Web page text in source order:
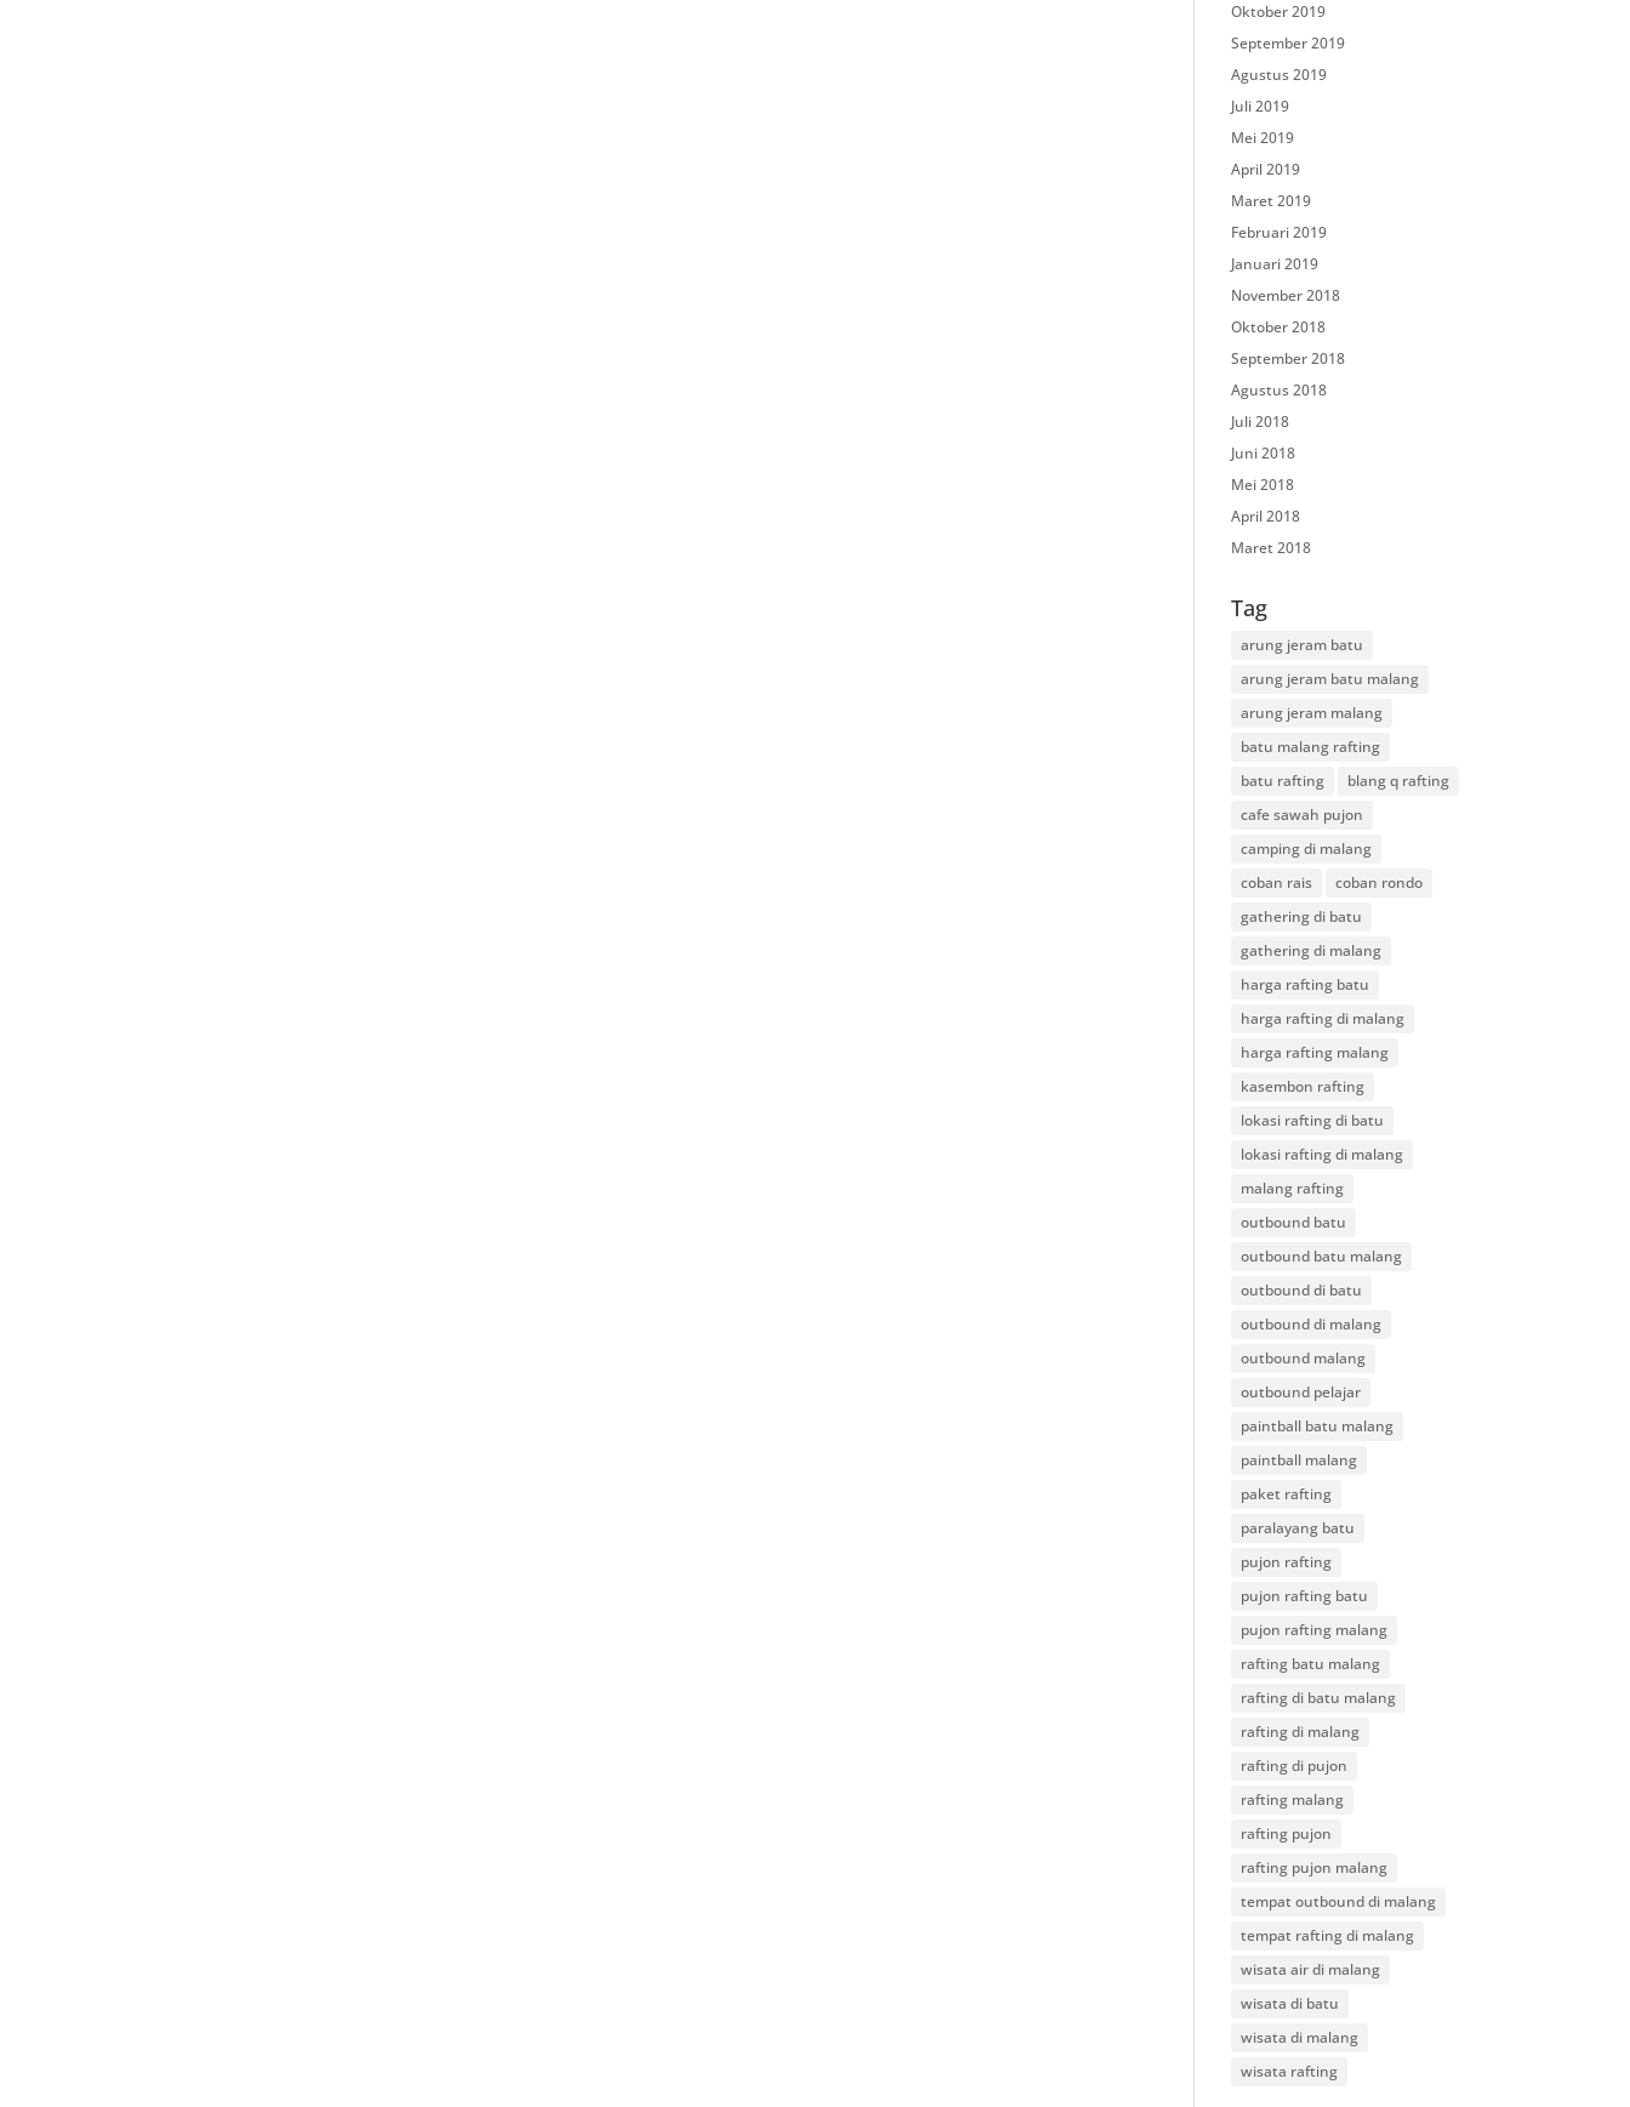
Oktober 2019
September 2019
Agustus 2019
Juli 2019
Mei 2019
April 2019
Maret 2019
Februari 2019
Januari 2019
November 2018
Oktober 2018
September 2018
Agustus 2018
Juli 2018
Juni 2018
Mei 2018
April 2018
Maret 2018
Tag
arung jeram batu
arung jeram batu malang
arung jeram malang
batu malang rafting
batu rafting
blang q rafting
cafe sawah pujon
camping di malang
coban rais
coban rondo
gathering di batu
gathering di malang
harga rafting batu
harga rafting di malang
harga rafting malang
kasembon rafting
lokasi rafting di batu
lokasi rafting di malang
malang rafting
outbound batu
outbound batu malang
outbound di batu
outbound di malang
outbound malang
outbound pelajar
paintball batu malang
paintball malang
paket rafting
paralayang batu
pujon rafting
pujon rafting batu
pujon rafting malang
rafting batu malang
rafting di batu malang
rafting di malang
rafting di pujon
rafting malang
rafting pujon
rafting pujon malang
tempat outbound di malang
tempat rafting di malang
wisata air di malang
wisata di batu
wisata di malang
wisata rafting